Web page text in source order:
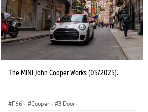
The MINI John Cooper Works (05/2025).
F66 · Cooper · 3 Door ·